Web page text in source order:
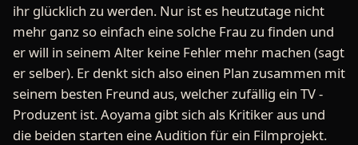
ihr glücklich zu werden. Nur ist es heutzutage nicht
mehr ganz so einfach eine solche Frau zu finden und
er will in seinem Alter keine Fehler mehr machen (sagt
er selber). Er denkt sich also einen Plan zusammen mit
seinem besten Freund aus, welcher zufällig ein TV -
Produzent ist. Aoyama gibt sich als Kritiker aus und
die beiden starten eine Audition für ein Filmprojekt.